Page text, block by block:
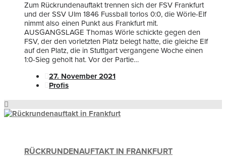
Zum Rückrundenauftakt trennen sich der FSV Frankfurt
und der SSV Ulm 1846 Fussball torlos 0:0, die Wörle-Elf
nimmt also einen Punkt aus Frankfurt mit.
AUSGANGSLAGE Thomas Wörle schickte gegen den
FSV, der den vorletzten Platz belegt hatte, die gleiche Elf
auf den Platz, die in Stuttgart vergangene Woche einen
1:0-Sieg geholt hat. Vor der Partie…
27. November 2021
Profis
RÜCKRUNDENAUFTAKT IN FRANKFURT